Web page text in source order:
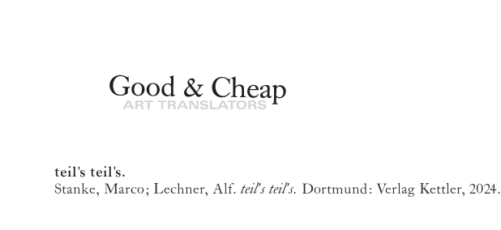
teil's teil's.
Stanke, Marco; Lechner, Alf.teil's teil's. Dortmund:Verlag Kettler, 2024.